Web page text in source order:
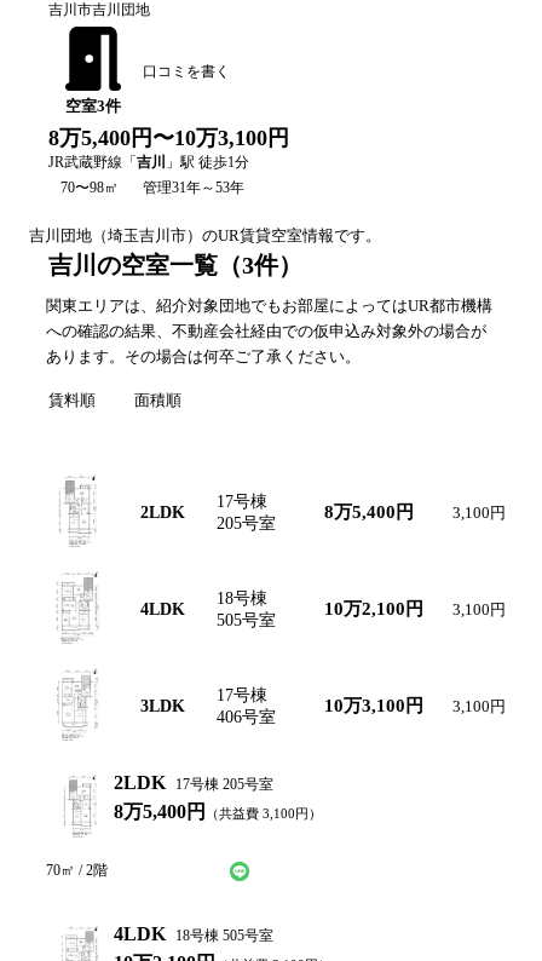
吉川市吉川団地
空室3件
口コミを書く
8万5,400円〜10万3,100円
JR武蔵野線 「吉川 」駅 徒歩1分
70〜98㎡
管理31年～53年
吉川 団地（埼玉吉川市）のUR賃貸空室情報です。
吉川の空室一覧 （3件）
関東エリアは、紹介対象団地でもお部屋によってはUR都市機構
への確認の結果、不動産会社経由での仮申込み対象外の場合が
あります。その場合は何卒ご了承ください。
賃料順 面積順
2LDK
17号棟
205号室
8万5,400円 3,100円
4LDK
18号棟
505号室
10万2,100円 3,100円
3LDK
17号棟
406号室
10万3,100円 3,100円
2LDK 17号棟 205号室
8万5,400円 （共益費 3,100円）
70㎡ /2階
4LDK 18号棟 505号室